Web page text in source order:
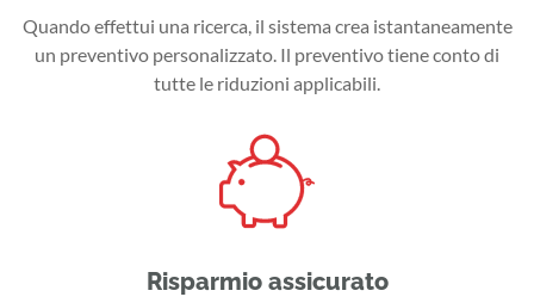
Quando effettui una ricerca, il sistema crea istantaneamente
un preventivo personalizzato. Il preventivo tiene conto di
tutte le riduzioni applicabili.
Risparmio assicurato